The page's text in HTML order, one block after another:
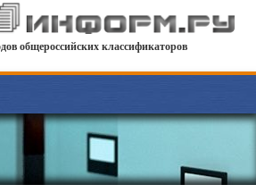
общероссийских классификаторов